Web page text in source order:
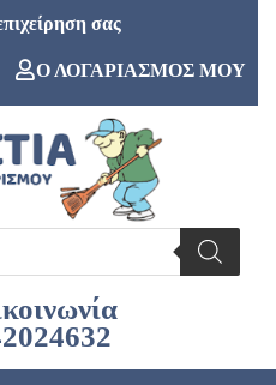
σας
Ο ΛΟΓΑΡΙΑΣΜΟΣ ΜΟΥ